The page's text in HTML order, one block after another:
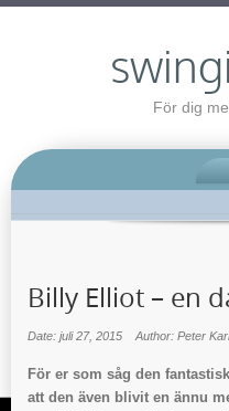
För dig
Billy Elliot – en
Date: juli 27, 2015 Author: Peter
För er som såg den
att den även blivit en ännu